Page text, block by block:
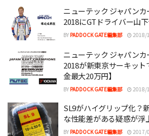
ニューテック ジャパン
2018にGTドライバー山
BY PADDOCK GATE編集部 2018/
ニューテック ジャパン
2018が新東京サーキッ
金最大20万円】
BY PADDOCK GATE編集部 2018/
SL9がハイグリップ化？
な性能差がある疑惑が浮
BY PADDOCK GATE編集部 2017/